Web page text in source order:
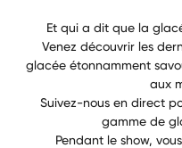
Et qui a dit que la
Venez découvrir les
glacée étonnamment
aux
Suivez-nous en direct
gamme de
Pendant le show,